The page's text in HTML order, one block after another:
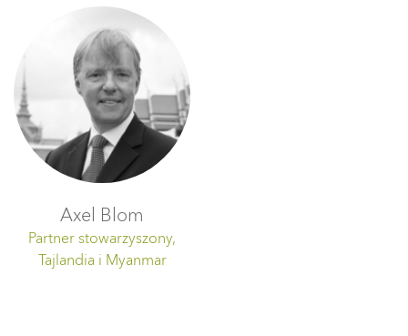
Axel Blom
Partner stowarzyszony,
Tajlandia i Myanmar